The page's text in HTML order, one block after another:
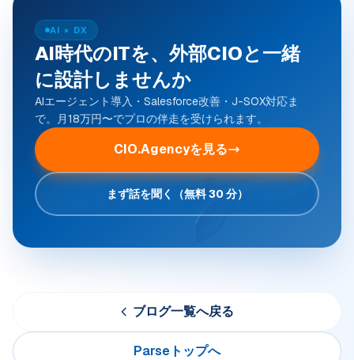
AI × DX
AI時代のITを、外部CIOと一緒
に設計しませんか
AIエージェント導入・Salesforce改善・J-SOX対応ま
で。月18万円〜でプロの伴走を受けられます。
CIO.Agencyを見る
まず話を聞く（無料 30 分）
ブログ一覧へ戻る
Parseトップへ